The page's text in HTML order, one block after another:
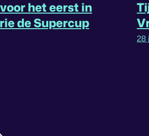
het eerst in
de Supercup
28